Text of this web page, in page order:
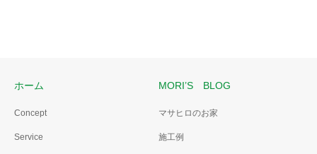
ホーム
Concept
Service
MORI’S BLOG
マサヒロのお家
施工例